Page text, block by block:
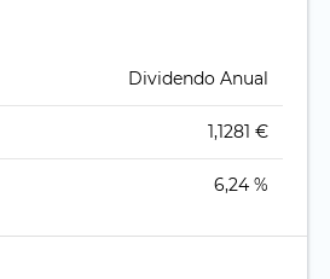
Dividendo Anual
1,1281 €
6,24 %